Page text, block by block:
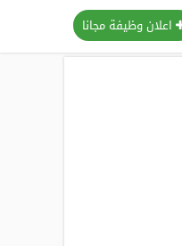
اعلان وظيفة مجانا